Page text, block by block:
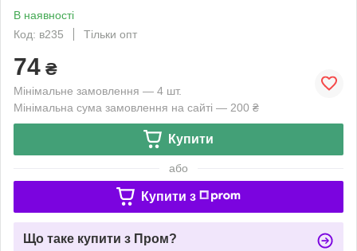
В наявності
Код: в235
Тільки опт
74 ₴
Мінімальне замовлення — 4 шт.
Мінімальна сума замовлення на сайті — 200 ₴
Купити
або
Купити з
Що таке купити з Пром?